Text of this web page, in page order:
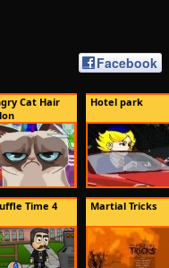
Facebook
Cat Hair
Hotel park
Time 4 Martial Tricks